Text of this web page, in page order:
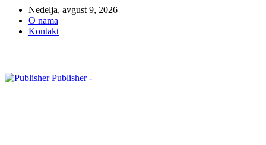
Nedelja, avgust 9, 2026
O nama
Kontakt
Publisher -